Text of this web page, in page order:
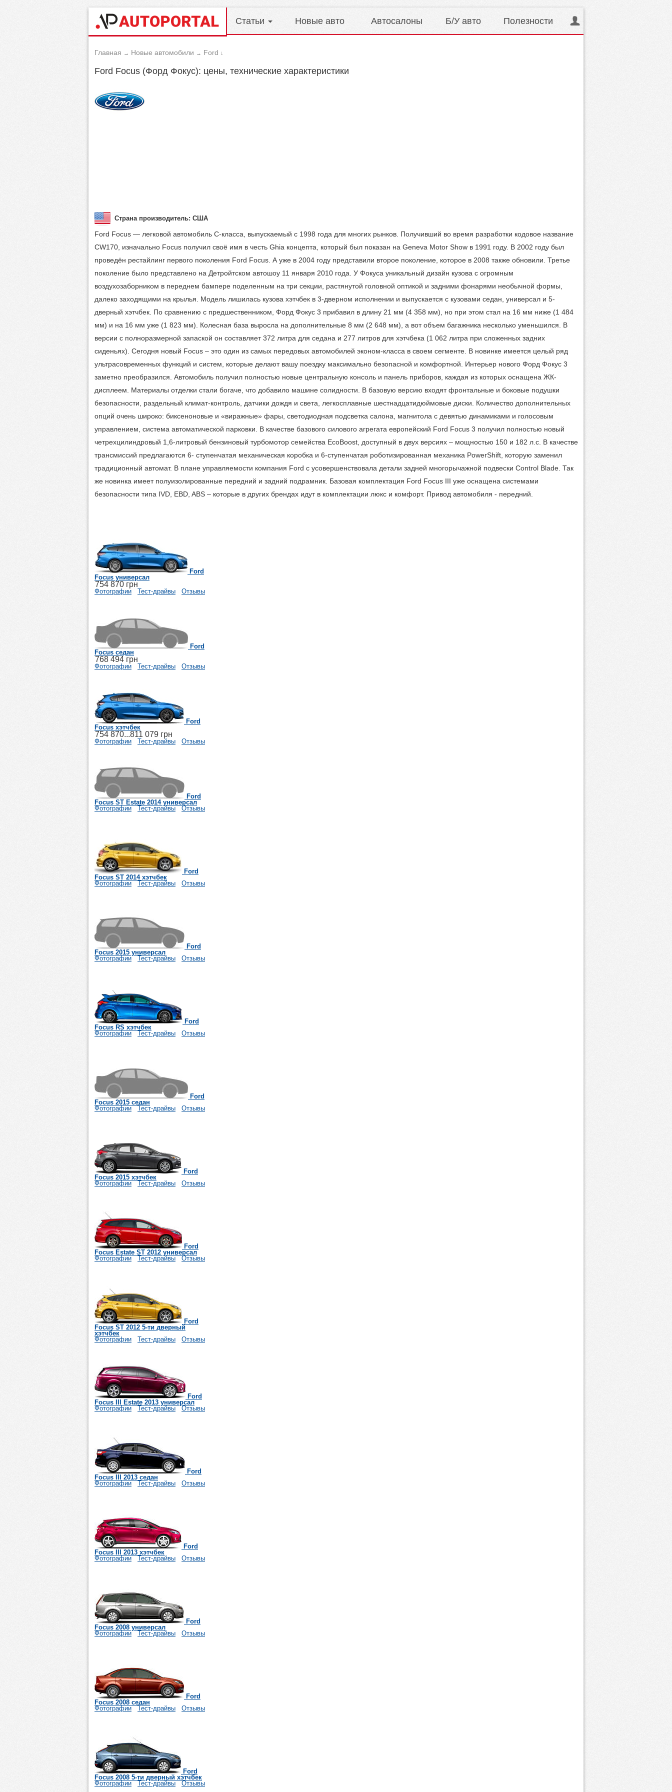
Статьи Новые авто Автосалоны Б/У авто Полезности
Главная → Новые автомобили → Ford ↓
Ford Focus (Форд Фокус): цены, технические характеристики
Страна производитель: США
Ford Focus — легковой автомобиль C-класса, выпускаемый с 1998 года для многих рынков. Получивший во время разработки кодовое название
CW170, изначально Focus получил своё имя в честь Ghia концепта, который был показан на Geneva Motor Show в 1991 году. В 2002 году был
проведён рестайлинг первого поколения Ford Focus. А уже в 2004 году представили второе поколение, которое в 2008 также обновили. Третье
поколение было представлено на Детройтском автошоу 11 января 2010 года. У Фокуса уникальный дизайн кузова с огромным
воздухозаборником в переднем бампере поделенным на три секции, растянутой головной оптикой и задними фонарями необычной формы,
далеко заходящими на крылья. Модель лишилась кузова хэтчбек в 3-дверном исполнении и выпускается с кузовами седан, универсал и 5-
дверный хэтчбек. По сравнению с предшественником, Форд Фокус 3 прибавил в длину 21 мм (4 358 мм), но при этом стал на 16 мм ниже (1 484
мм) и на 16 мм уже (1 823 мм). Колесная база выросла на дополнительные 8 мм (2 648 мм), а вот объем багажника несколько уменьшился. В
версии с полноразмерной запаской он составляет 372 литра для седана и 277 литров для хэтчбека (1 062 литра при сложенных задних
сиденьях). Сегодня новый Focus – это один из самых передовых автомобилей эконом-класса в своем сегменте. В новинке имеется целый ряд
ультрасовременных функций и систем, которые делают вашу поездку максимально безопасной и комфортной. Интерьер нового Форд Фокус 3
заметно преобразился. Автомобиль получил полностью новые центральную консоль и панель приборов, каждая из которых оснащена ЖК-
дисплеем. Материалы отделки стали богаче, что добавило машине солидности. В базовую версию входят фронтальные и боковые подушки
безопасности, раздельный климат-контроль, датчики дождя и света, легкосплавные шестнадцатидюймовые диски. Количество дополнительных
опций очень широко: биксеноновые и «виражные» фары, светодиодная подсветка салона, магнитола с девятью динамиками и голосовым
управлением, система автоматической парковки. В качестве базового силового агрегата европейский Ford Focus 3 получил полностью новый
четрехцилиндровый 1,6-литровый бензиновый турбомотор семейства EcoBoost, доступный в двух версиях – мощностью 150 и 182 л.с. В качестве
трансмиссий предлагаются 6- ступенчатая механическая коробка и 6-ступенчатая роботизированная механика PowerShift, которую заменил
традиционный автомат. В плане управляемости компания Ford с усовершенствовала детали задней многорычажной подвески Control Blade. Так
же новинка имеет полуизолированные передний и задний подрамник. Базовая комплектация Ford Focus III уже оснащена системами
безопасности типа IVD, EBD, ABS – которые в других брендах идут в комплектации люкс и комфорт. Привод автомобиля - передний.
Ford
Focus универсал
754 870 грн
Фотографии Тест-драйвы Отзывы
Ford
Focus седан
768 494 грн
Фотографии Тест-драйвы Отзывы
Ford
Focus хэтчбек
754 870...811 079 грн
Фотографии Тест-драйвы Отзывы
Ford
Focus ST Estate 2014 универсал
Фотографии
Тест-драйвы Отзывы
Ford
Focus ST 2014 хэтчбек
Фотографии
Тест-драйвы Отзывы
Ford
Focus 2015 универсал
Фотографии
Тест-драйвы Отзывы
Ford
Focus RS хэтчбек
Фотографии
Тест-драйвы Отзывы
Ford
Focus 2015 седан
Фотографии
Тест-драйвы Отзывы
Ford
Focus 2015 хэтчбек
Фотографии
Тест-драйвы Отзывы
Ford
Focus Estate ST 2012 универсал
Фотографии
Тест-драйвы Отзывы
Ford
Focus ST 2012 5-ти дверный
хэтчбек
Фотографии
Тест-драйвы Отзывы
Ford
Focus III Estate 2013 универсал
Фотографии
Тест-драйвы Отзывы
Ford
Focus III 2013 седан
Фотографии
Тест-драйвы Отзывы
Ford
Focus III 2013 хэтчбек
Фотографии
Тест-драйвы Отзывы
Ford
Focus 2008 универсал
Фотографии
Тест-драйвы Отзывы
Ford
Focus 2008 cедан
Фотографии
Тест-драйвы Отзывы
Ford
Focus 2008 5-ти дверный хэтчбек
Фотографии
Тест-драйвы Отзывы